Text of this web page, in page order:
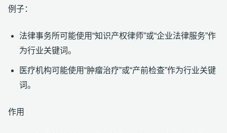
例子：
法律事务所可能使用“知识产权律师”或“企业法律服务”作
为行业关键词。
医疗机构可能使用“肿瘤治疗”或“产前检查”作为行业关键
词。
作用